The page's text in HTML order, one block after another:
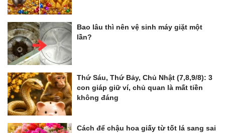
Bao lâu thì nên vệ sinh máy giặt một
lần?
Thứ Sáu, Thứ Bảy, Chủ Nhật (7,8,9/8): 3
con giáp giữ ví, chủ quan là mất tiền
không đáng
Cách để chậu hoa giấy từ tốt lá sang sai